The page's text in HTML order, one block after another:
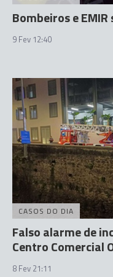
Bombeiros e
9 Fev 12:40
CASOS DO DIA
Falso alarme de
Centro Comercial
8 Fev 21:11